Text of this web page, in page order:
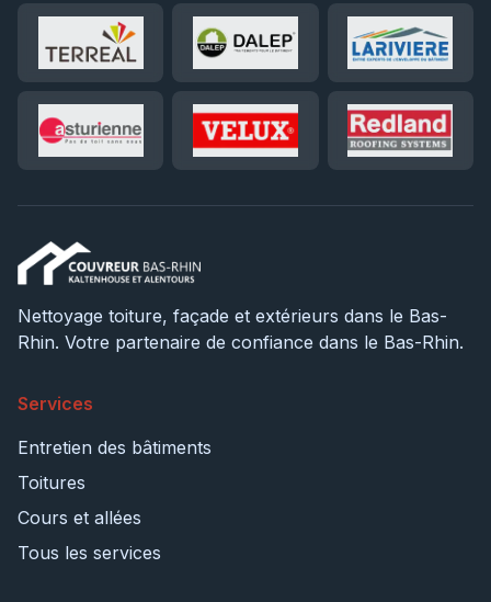
Nettoyage toiture, façade et extérieurs dans le Bas-
Rhin. Votre partenaire de confiance dans le Bas-Rhin.
Services
Entretien des bâtiments
Toitures
Cours et allées
Tous les services